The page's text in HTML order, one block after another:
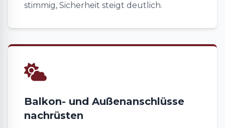
stimmig, Sicherheit steigt deutlich.
Balkon- und Außenanschlüsse
nachrüsten